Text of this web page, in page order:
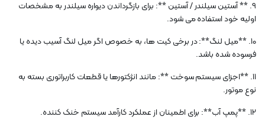
9. ** آستین سیلندر / آستین **: برای بازگرداندن دیواره سیلندر به مشخصات
اولیه خود استفاده می شود.
10. **میل لنگ**: در برخی کیت ها، به خصوص اگر میل لنگ آسیب دیده یا
فرسوده شده باشد.
11. **اجزای سیستم سوخت **: مانند انژکتورها یا قطعات کاربراتوری بسته به
نوع موتور.
12. **پمپ آب**: برای اطمینان از عملکرد کارآمد سیستم خنک کننده.